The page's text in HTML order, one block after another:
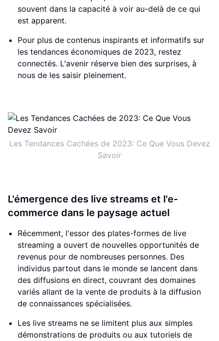
souvent dans la capacité à voir au-delà de ce qui
est apparent.
Pour plus de contenus inspirants et informatifs sur
les tendances économiques de 2023, restez
connectés. L'avenir réserve bien des surprises, à
nous de les saisir pleinement.
Les Tendances Cachées de 2023: Ce Que Vous Devez
Savoir
L'émergence des live streams et l'e-
commerce dans le paysage actuel
Récemment, l'essor des plates-formes de live
streaming a ouvert de nouvelles opportunités de
revenus pour de nombreuses personnes. Des
individus partout dans le monde se lancent dans
des diffusions en direct, couvrant des domaines
variés allant de la vente de produits à la diffusion
de connaissances spécialisées.
Les live streams ne se limitent plus aux simples
démonstrations de produits ou aux tutoriels de